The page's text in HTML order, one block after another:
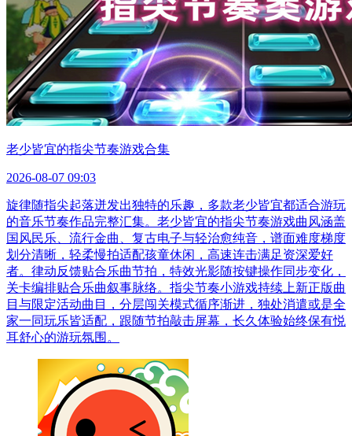
老少皆宜的指尖节奏游戏合集
2026-08-07 09:03
旋律随指尖起落迸发出独特的乐趣，多款老少皆宜都适合游玩
的音乐节奏作品完整汇集。老少皆宜的指尖节奏游戏曲风涵盖
国风民乐、流行金曲、复古电子与轻治愈纯音，谱面难度梯度
划分清晰，轻柔慢拍适配孩童休闲，高速连击满足资深爱好
者。律动反馈贴合乐曲节拍，特效光影随按键操作同步变化，
关卡编排贴合乐曲叙事脉络。指尖节奏小游戏持续上新正版曲
目与限定活动曲目，分层闯关模式循序渐进，独处消遣或是全
家一同玩乐皆适配，跟随节拍敲击屏幕，长久体验始终保有悦
耳舒心的游玩氛围。